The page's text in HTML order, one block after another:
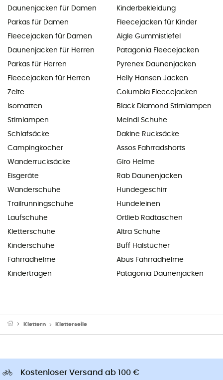
Daunenjacken für Damen
Parkas für Damen
Fleecejacken für Damen
Daunenjacken für Herren
Parkas für Herren
Fleecejacken für Herren
Zelte
Isomatten
Stirnlampen
Schlafsäcke
Campingkocher
Wanderrucksäcke
Eisgeräte
Wanderschuhe
Trailrunningschuhe
Laufschuhe
Kletterschuhe
Kinderschuhe
Fahrradhelme
Kindertragen
Kinderbekleidung
Fleecejacken für Kinder
Aigle Gummistiefel
Patagonia Fleecejacken
Pyrenex Daunenjacken
Helly Hansen Jacken
Columbia Fleecejacken
Black Diamond Stirnlampen
Meindl Schuhe
Dakine Rucksäcke
Assos Fahrradshorts
Giro Helme
Rab Daunenjacken
Hundegeschirr
Hundeleinen
Ortlieb Radtaschen
Altra Schuhe
Buff Halstücher
Abus Fahrradhelme
Patagonia Daunenjacken
Klettern Kletterseile
Kostenloser Versand ab 100 €